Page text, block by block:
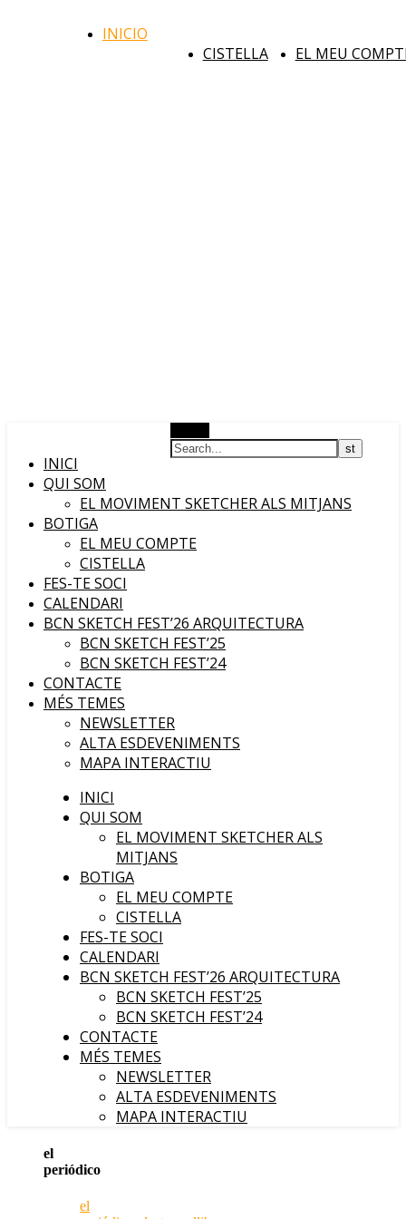
INICIO
EL MEU
CISTELLA
INICI
QUI SOM
EL MOVIMENT SKETCHER ALS MITJANS
BOTIGA
EL MEU COMPTE
CISTELLA
FES-TE SOCI
CALENDARI
BCN SKETCH FEST’26 ARQUITECTURA
BCN SKETCH FEST’25
BCN SKETCH FEST’24
CONTACTE
MÉS TEMES
NEWSLETTER
ALTA ESDEVENIMENTS
MAPA INTERACTIU
INICI
QUI SOM
EL MOVIMENT SKETCHER ALS
MITJANS
BOTIGA
EL MEU COMPTE
CISTELLA
FES-TE SOCI
CALENDARI
BCN SKETCH FEST’26 ARQUITECTURA
BCN SKETCH FEST’25
BCN SKETCH FEST’24
CONTACTE
MÉS TEMES
NEWSLETTER
ALTA ESDEVENIMENTS
MAPA INTERACTIU
el
periódico
el